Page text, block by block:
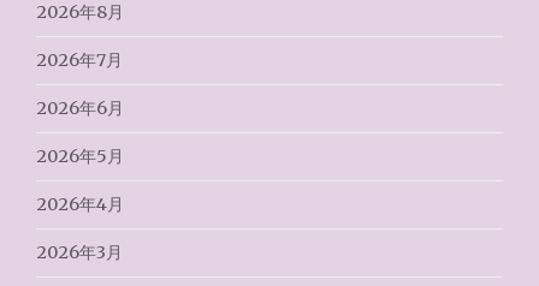
2026年8月
2026年7月
2026年6月
2026年5月
2026年4月
2026年3月